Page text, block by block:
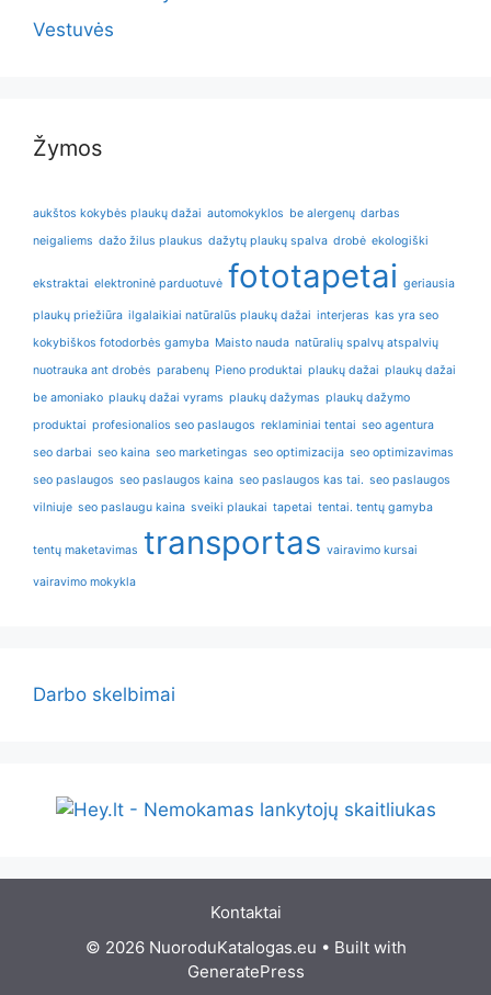
Vestuvės
Žymos
aukštos kokybės plaukų dažai automokyklos be alergenų darbas
neigaliems dažo žilus plaukus dažytų plaukų spalva drobė ekologiški
ekstraktai elektroninė parduotuvė fototapetai geriausia
plaukų priežiūra ilgalaikiai natūralūs plaukų dažai interjeras kas yra seo
kokybiškos fotodorbės gamyba Maisto nauda natūralių spalvų atspalvių
nuotrauka ant drobės parabenų Pieno produktai plaukų dažai plaukų dažai
be amoniako plaukų dažai vyrams plaukų dažymas plaukų dažymo
produktai profesionalios seo paslaugos reklaminiai tentai seo agentura
seo darbai seo kaina seo marketingas seo optimizacija seo optimizavimas
seo paslaugos seo paslaugos kaina seo paslaugos kas tai. seo paslaugos
vilniuje seo paslaugu kaina sveiki plaukai tapetai tentai. tentų gamyba
tentų maketavimas transportas vairavimo kursai
vairavimo mokykla
Darbo skelbimai
Kontaktai
© 2026 NuoroduKatalogas.eu • Built with
GeneratePress